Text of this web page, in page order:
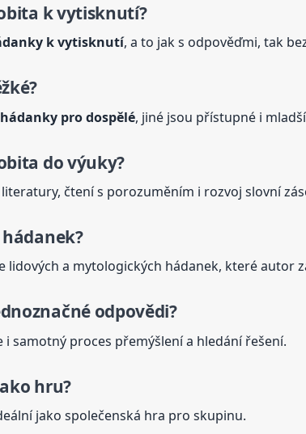
k vytisknutí?
k vytisknutí, a to jak s odpověďmi, tak
hádankypro dospělé, jiné jsou přístupné i
do výuky?
čtení s porozuměním i rozvoj slovní
lidových a mytologických hádanek, které autor
odpovědi?
i samotný proces přemýšlení a hledání řešení.
hru?
jako společenská hra pro skupinu.